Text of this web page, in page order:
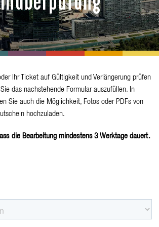
Ihr Ticket auf Gültigkeit und Verlängerung prüfen
das nachstehende Formular auszufüllen. In
Sie auch die Möglichkeit, Fotos oder PDFs von
hochzuladen.
die Bearbeitung mindestens 3 Werktage dauert.